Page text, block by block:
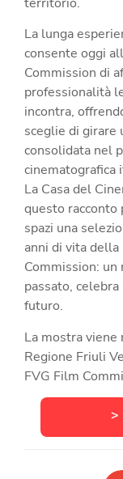
La lunga
consente oggi
Commission di
professionalità
incontra,
sceglie di girare
consolidata nel
cinematografica
La Casa del
questo racconto
spazi una
anni di vita
Commission: un
passato,
futuro.
La mostra
Regione Friuli
FVG Film
>